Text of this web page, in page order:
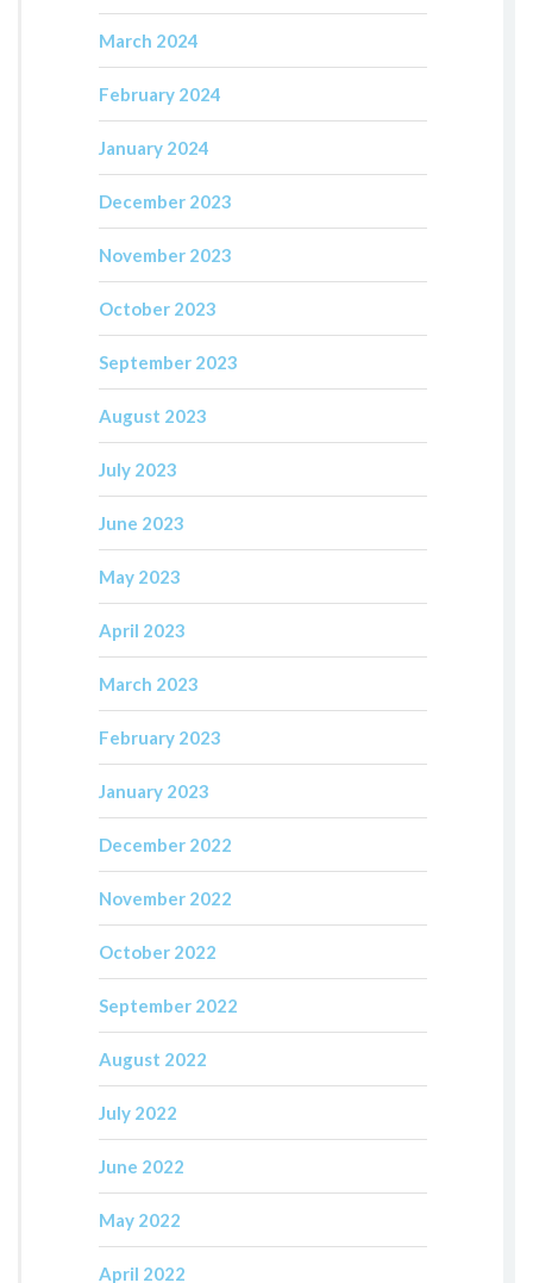
March 2024
February 2024
January 2024
December 2023
November 2023
October 2023
September 2023
August 2023
July 2023
June 2023
May 2023
April 2023
March 2023
February 2023
January 2023
December 2022
November 2022
October 2022
September 2022
August 2022
July 2022
June 2022
May 2022
April 2022